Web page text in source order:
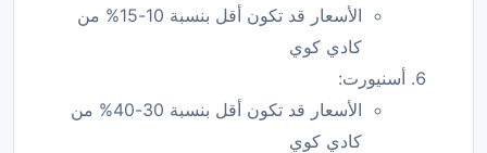
الأسعار قد تكون أقل بنسبة 10-15% من
كادي كوي
أسنيورت:
الأسعار قد تكون أقل بنسبة 30-40% من
كادي كوي